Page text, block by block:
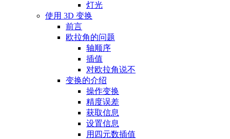
灯光
使用 3D 变换
前言
欧拉角的问题
轴顺序
插值
对欧拉角说不
变换的介绍
操作变换
精度误差
获取信息
设置信息
用四元数插值